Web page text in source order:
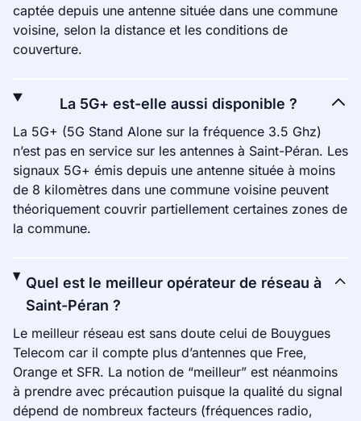
captée depuis une antenne située dans une commune
voisine, selon la distance et les conditions de
couverture.
La 5G+ est-elle aussi disponible ?
La 5G+ (5G Stand Alone sur la fréquence 3.5 Ghz)
n’est pas en service sur les antennes à Saint-Péran. Les
signaux 5G+ émis depuis une antenne située à moins
de 8 kilomètres dans une commune voisine peuvent
théoriquement couvrir partiellement certaines zones de
la commune.
Quel est le meilleur opérateur de réseau à
Saint-Péran ?
Le meilleur réseau est sans doute celui de Bouygues
Telecom car il compte plus d’antennes que Free,
Orange et SFR. La notion de “meilleur” est néanmoins
à prendre avec précaution puisque la qualité du signal
dépend de nombreux facteurs (fréquences radio,